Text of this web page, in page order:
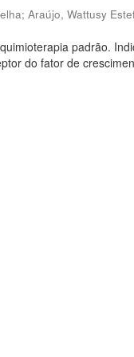
;Araújo, Wattusy
padrão.
do fator de